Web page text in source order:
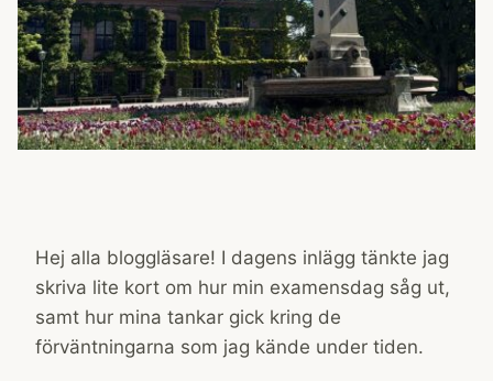
Hej alla bloggläsare! I dagens inlägg tänkte jag
skriva lite kort om hur min examensdag såg ut,
samt hur mina tankar gick kring de
förväntningarna som jag kände under tiden.